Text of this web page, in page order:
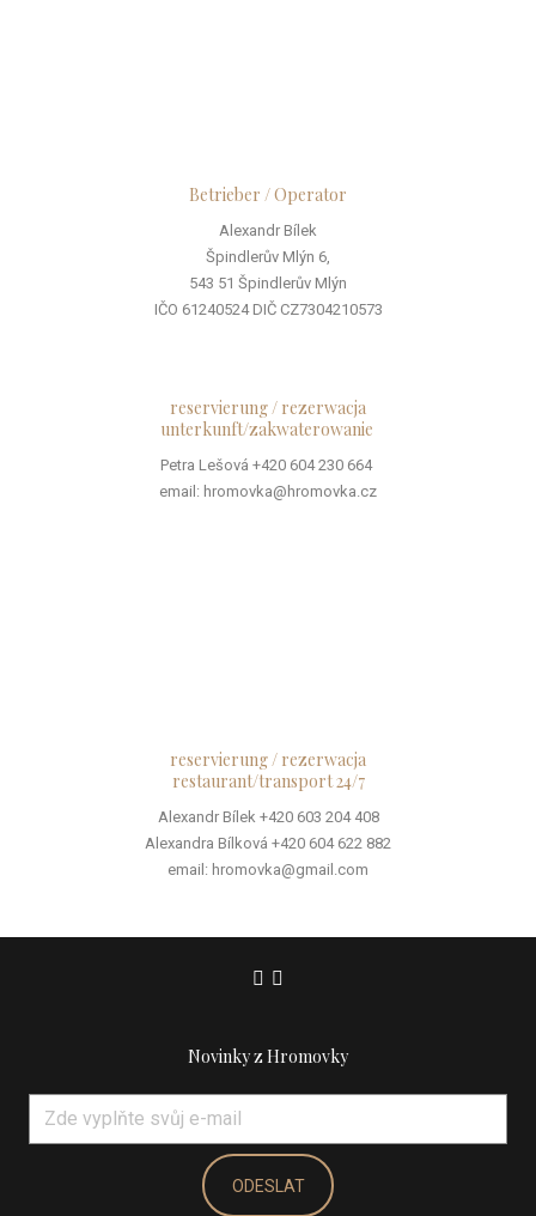
Betrieber / Operator
Alexandr Bílek
Špindlerův Mlýn 6,
543 51 Špindlerův Mlýn
IČO 61240524 DIČ CZ7304210573
reservierung / rezerwacja
unterkunft/zakwaterowanie
Petra Lešová +420 604 230 664
email: hromovka@hromovka.cz
reservierung / rezerwacja
restaurant/transport 24/7
Alexandr Bílek +420 603 204 408
Alexandra Bílková +420 604 622 882
email: hromovka@gmail.com
Novinky z Hromovky
ODESLAT